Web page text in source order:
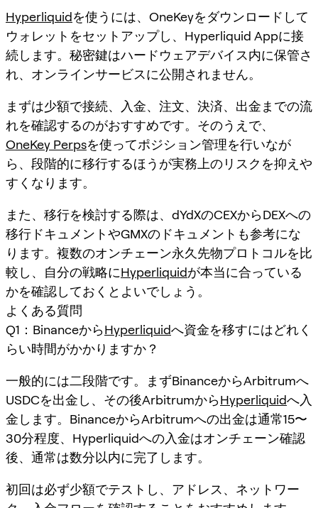
Hyperliquidを使うには、OneKeyをダウンロードして
ウォレットをセットアップし、Hyperliquid Appに接
続します。秘密鍵はハードウェアデバイス内に保管さ
れ、オンラインサービスに公開されません。
まずは少額で接続、入金、注文、決済、出金までの流
れを確認するのがおすすめです。そのうえで、
OneKey Perpsを使ってポジション管理を行いなが
ら、段階的に移行するほうが実務上のリスクを抑えや
すくなります。
また、移行を検討する際は、dYdXのCEXからDEXへの
移行ドキュメントやGMXのドキュメントも参考にな
ります。複数のオンチェーン永久先物プロトコルを比
較し、自分の戦略にHyperliquidが本当に合っている
かを確認しておくとよいでしょう。
よくある質問
Q1：BinanceからHyperliquidへ資金を移すにはどれく
らい時間がかかりますか？
一般的には二段階です。まずBinanceからArbitrumへ
USDCを出金し、その後ArbitrumからHyperliquidへ入
金します。BinanceからArbitrumへの出金は通常15〜
30分程度、Hyperliquidへの入金はオンチェーン確認
後、通常は数分以内に完了します。
初回は必ず少額でテストし、アドレス、ネットワー